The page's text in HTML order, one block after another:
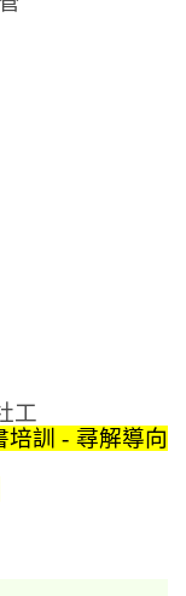
工
訓 - 尋解導向